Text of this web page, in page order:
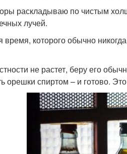
раскладываю по чистым
лучей.
которого обычно
не растет, беру его
орешки спиртом – и готово.